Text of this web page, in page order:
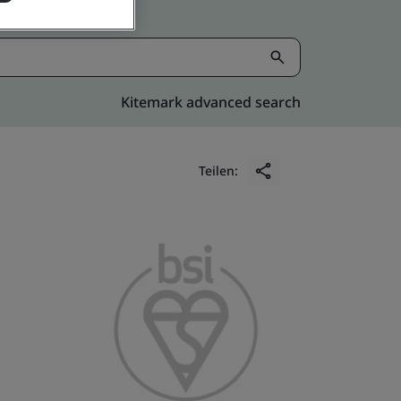
Kitemark advanced search
Teilen: